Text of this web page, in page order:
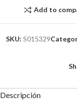
Add to
SKU: S015329
Descripción